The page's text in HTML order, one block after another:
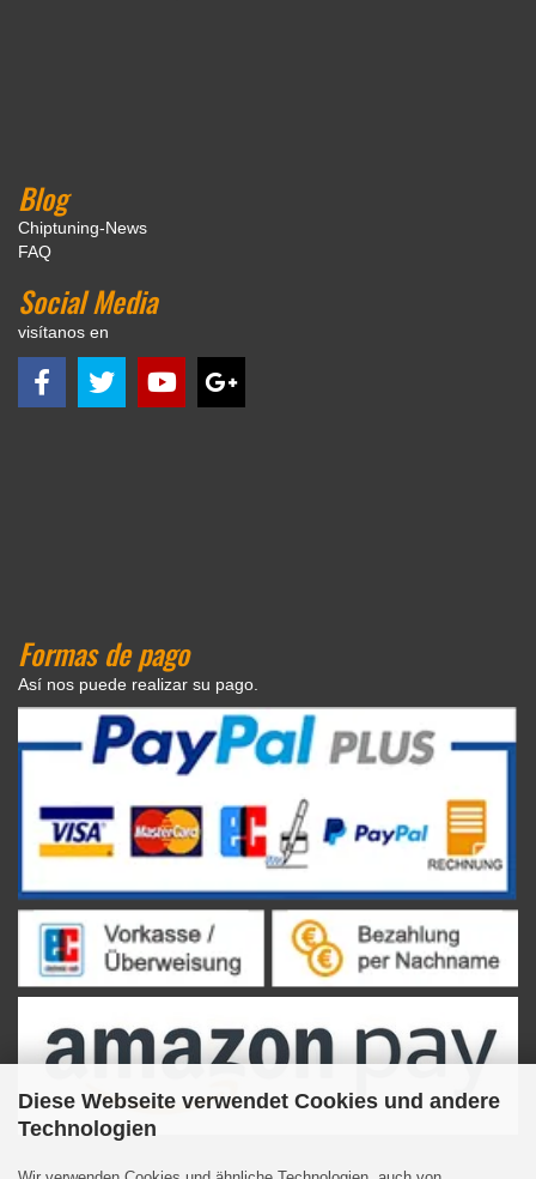
Diese Webseite verwendet Cookies und andere
Technologien
Blog
Chiptuning-News
FAQ
Social Media
visítanos en
Formas de pago
Así nos puede realizar su pago.